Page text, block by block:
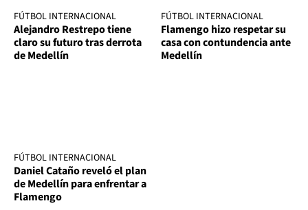
FÚTBOL INTERNACIONAL
Alejandro Restrepo tiene
claro su futuro tras derrota
de Medellín
FÚTBOL INTERNACIONAL
Flamengo hizo respetar su
casa con contundencia ante
Medellín
FÚTBOL INTERNACIONAL
Daniel Cataño reveló el plan
de Medellín para enfrentar a
Flamengo